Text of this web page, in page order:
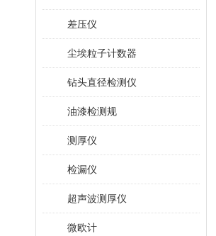
差压仪
尘埃粒子计数器
钻头直径检测仪
油漆检测规
测厚仪
检漏仪
超声波测厚仪
微欧计